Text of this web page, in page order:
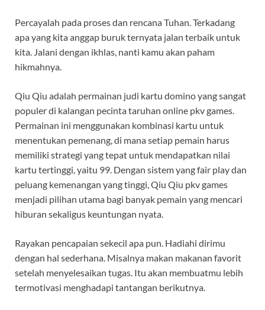
Percayalah pada proses dan rencana Tuhan. Terkadang
apa yang kita anggap buruk ternyata jalan terbaik untuk
kita. Jalani dengan ikhlas, nanti kamu akan paham
hikmahnya.
Qiu Qiu adalah permainan judi kartu domino yang sangat
populer di kalangan pecinta taruhan online pkv games.
Permainan ini menggunakan kombinasi kartu untuk
menentukan pemenang, di mana setiap pemain harus
memiliki strategi yang tepat untuk mendapatkan nilai
kartu tertinggi, yaitu 99. Dengan sistem yang fair play dan
peluang kemenangan yang tinggi, Qiu Qiu pkv games
menjadi pilihan utama bagi banyak pemain yang mencari
hiburan sekaligus keuntungan nyata.
Rayakan pencapaian sekecil apa pun. Hadiahi dirimu
dengan hal sederhana. Misalnya makan makanan favorit
setelah menyelesaikan tugas. Itu akan membuatmu lebih
termotivasi menghadapi tantangan berikutnya.